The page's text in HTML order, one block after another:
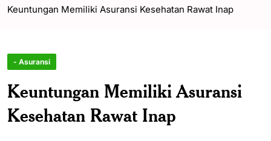
Keuntungan Memiliki Asuransi Kesehatan Rawat Inap
- Asuransi
Keuntungan Memiliki Asuransi
Kesehatan Rawat Inap